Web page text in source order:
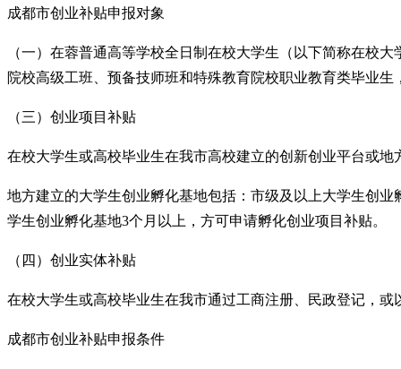
成都市创业补贴申报对象
（一）在蓉普通高等学校全日制在校大学生（以下简称在校
院校高级工班、预备技师班和特殊教育院校职业教育类毕业生
（三）创业项目补贴
在校大学生或高校毕业生在我市高校建立的创新创业平台或
地方建立的大学生创业孵化基地包括：市级及以上大学生创
学生创业孵化基地3个月以上，方可申请孵化创业项目补贴。
（四）创业实体补贴
在校大学生或高校毕业生在我市通过工商注册、民政登记，
成都市创业补贴申报条件